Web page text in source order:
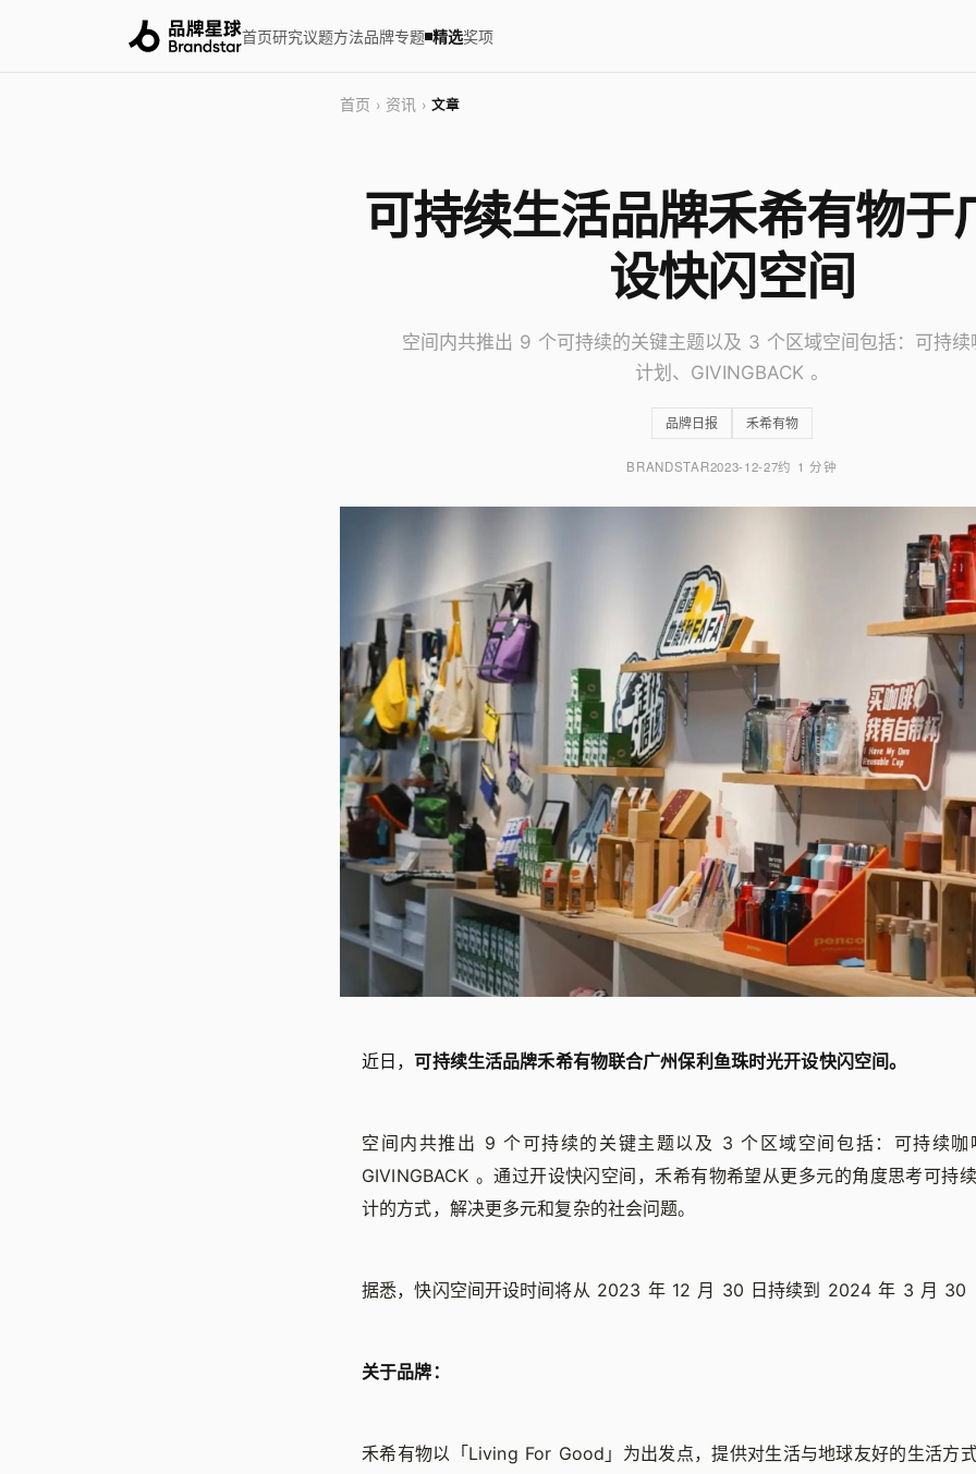
首页研究议题方法品牌专题 精选奖项
首页 › 资讯 › 文章
可持续生活品牌禾希有物于
设快闪空间
空间内共推出 9 个可持续的关键主题以及 3 个区域空间包括：可持续
计划、GIVINGBACK 。
品牌日报 禾希有物
BRANDSTAR2023-12-27约 1 分钟
近日，可持续生活品牌禾希有物联合广州保利鱼珠时光开设快闪空间。
空间内共推出 9 个可持续的关键主题以及 3 个区域空间包括：可持续咖
GIVINGBACK 。通过开设快闪空间，禾希有物希望从更多元的⻆度思考可持
计的方式，解决更多元和复杂的社会问题。
据悉，快闪空间开设时间将从 2023 年 12 月 30 日持续到 2024 年 3 月 30
关于品牌：
禾希有物以「Living For Good」为出发点，提供对生活与地球友好的生活方